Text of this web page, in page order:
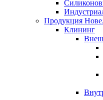
Продукция
Клининг